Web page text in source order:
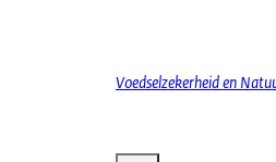
Voedselzekerheid en
Vergroot afbeelding